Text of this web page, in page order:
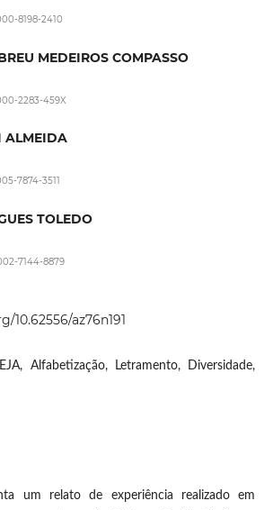
8198-2410
MEDEIROS COMPASSO
2283-459X
ALMEIDA
7874-3511
TOLEDO
7144-8879
10.62556/az76n191
EJA, Alfabetização, Letramento, Diversidade,
um relato de experiência realizado em